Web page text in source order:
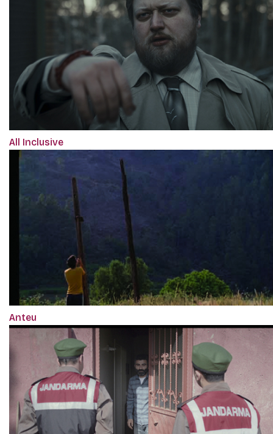
All Inclusive
Anteu